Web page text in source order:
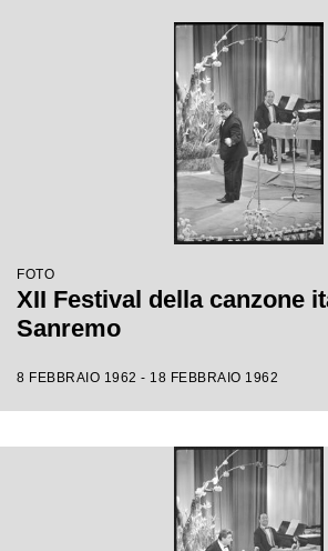
FOTO
XII Festival della canzone
Sanremo
8 FEBBRAIO 1962 - 18 FEBBRAIO 1962